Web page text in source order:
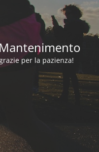
per la pazienza!